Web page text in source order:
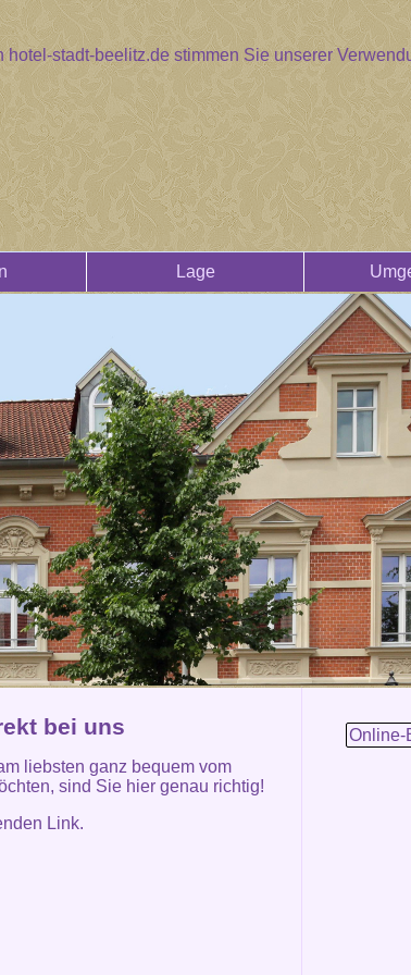
stadt-beelitz.de stimmen Sie unserer
Lage
bei uns
liebsten ganz bequem vom
sind Sie hier genau richtig!
Link.
Online-